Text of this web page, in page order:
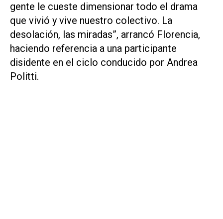
gente le cueste dimensionar todo el drama
que vivió y vive nuestro colectivo. La
desolación, las miradas”, arrancó Florencia,
haciendo referencia a una participante
disidente en el ciclo conducido por Andrea
Politti.